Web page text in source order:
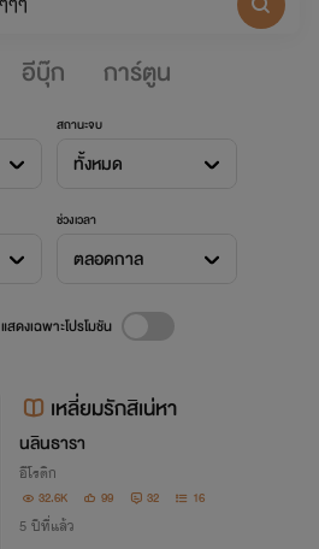
อีบุ๊ก การ์ตูน
สถานะจบ
ทั้งหมด
ช่วงเวลา
ตลอดกาล
แสดงเฉพาะโปรโมชัน
เหลี่ยมรักสิเน่หา
นลินธารา
อีโรติก
32.6K 99 32 16
5 ปีที่แล้ว